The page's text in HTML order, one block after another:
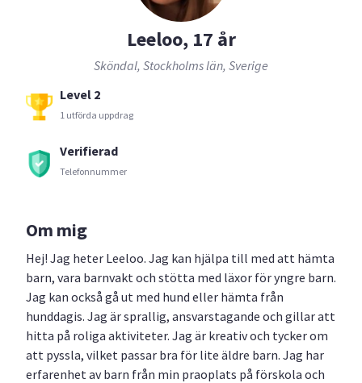
Leeloo, 17 år
Sköndal, Stockholms län, Sverige
Level 2
1 utförda uppdrag
Verifierad
Telefonnummer
Om mig
Hej! Jag heter Leeloo. Jag kan hjälpa till med att hämta
barn, vara barnvakt och stötta med läxor för yngre barn.
Jag kan också gå ut med hund eller hämta från
hunddagis. Jag är sprallig, ansvarstagande och gillar att
hitta på roliga aktiviteter. Jag är kreativ och tycker om
att pyssla, vilket passar bra för lite äldre barn. Jag har
erfarenhet av barn från min praoplats på förskola och